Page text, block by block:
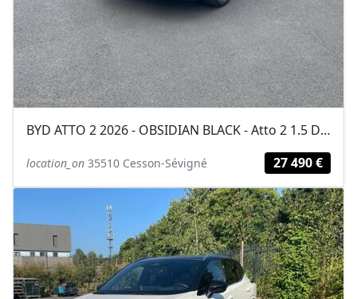
BYD ATTO 2 2026 - OBSIDIAN BLACK - Atto 2 1.5 DM-i Boost
location_on 35510 Cesson-Sévigné 27 490 €